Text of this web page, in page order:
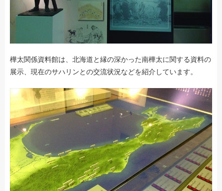
樺太関係資料館は、北海道と縁の深かった南樺太に関する資料の
展示、現在のサハリンとの交流状況などを紹介しています。